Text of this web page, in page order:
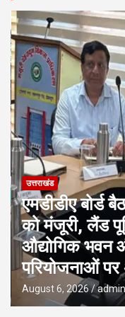
उत्तराखंड
एमडीडीए बोर्ड
को मंजूरी, लैंड
औद्योगिक भवन
परियोजनाओं
August 6, 2026